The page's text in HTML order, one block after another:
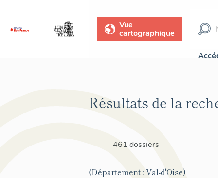
Vue
cartographique
Résultats de la
461 dossiers
(Département : Val-d'Oise)